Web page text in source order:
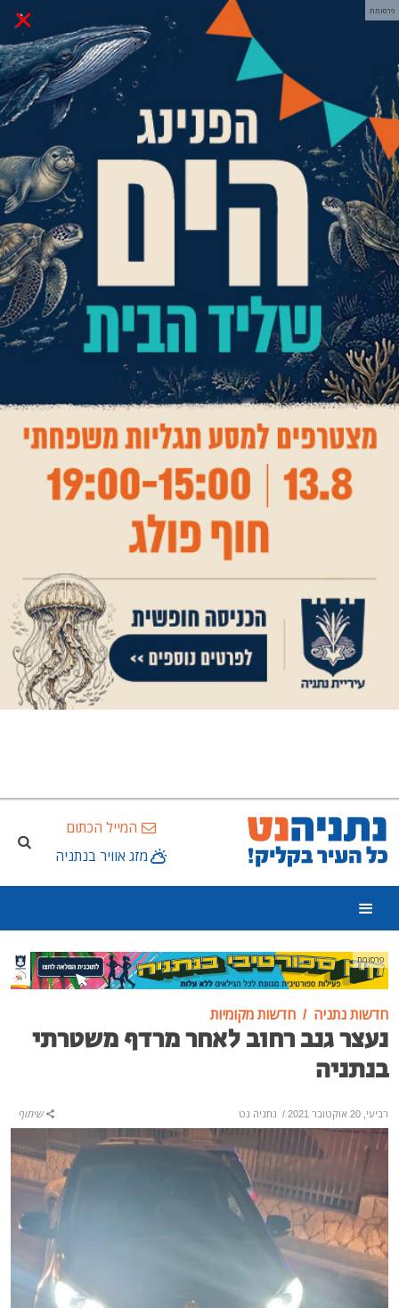
× פרסומת
המייל הכתום
מזג אוויר בנתניה
פרסומת
חדשות נתניה חדשות מקומיות
נעצר גנב רחוב לאחר מרדף משטרתי
בנתניה
רביעי, 20 אוקטובר 2021 / נתניה נט שיתוף